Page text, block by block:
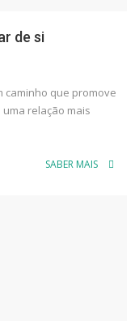
de si
caminho que promove
relação mais
SABER MAIS